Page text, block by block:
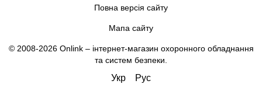
Повна версія сайту
Мапа сайту
© 2008-2026 Onlink – інтернет-магазин охоронного обладнання
та систем безпеки
Укр Рус